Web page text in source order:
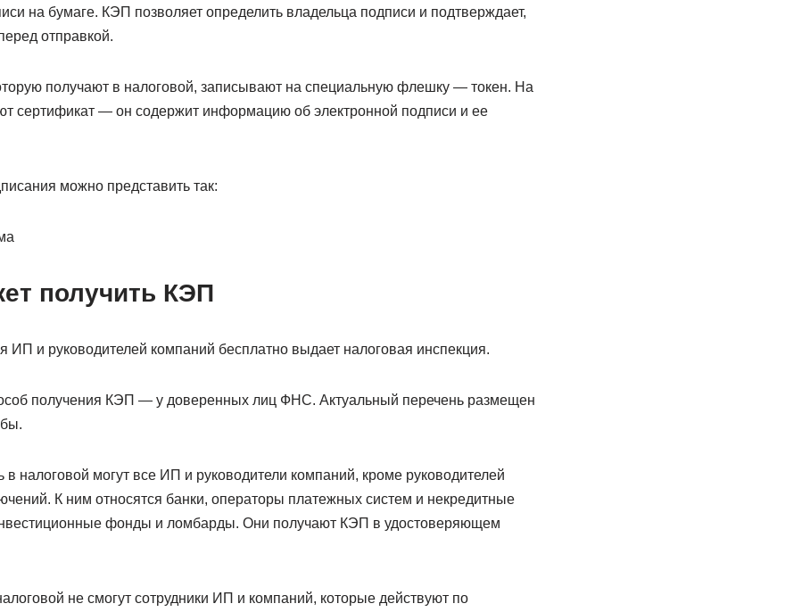
на бумаге. КЭП позволяет определить владельца подписи и подтверждает,
отправкой.
получают в налоговой, записывают на специальную флешку — токен. На
сертификат — он содержит информацию об электронной подписи и ее
можно представить так:
получить КЭП
ИП и руководителей компаний бесплатно выдает налоговая инспекция.
получения КЭП — у доверенных лиц ФНС. Актуальный перечень размещен
в налоговой могут все ИП и руководители компаний, кроме руководителей
К ним относятся банки, операторы платежных систем и некредитные
фонды и ломбарды. Они получают КЭП в удостоверяющем
не смогут сотрудники ИП и компаний, которые действуют по